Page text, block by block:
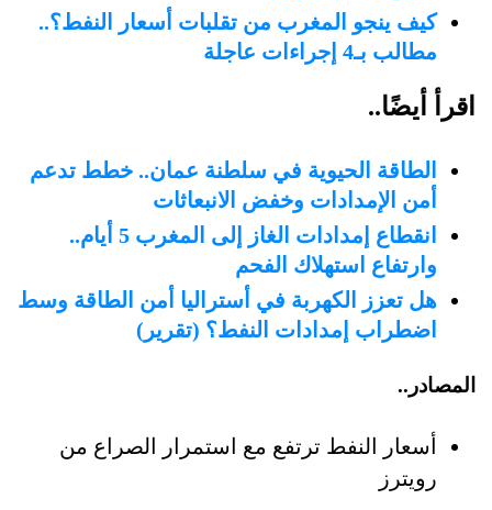
كيف ينجو المغرب من تقلبات أسعار النفط؟..
مطالب بـ4 إجراءات عاجلة
اقرأ أيضًا..
الطاقة الحيوية في سلطنة عمان.. خطط تدعم
أمن الإمدادات وخفض الانبعاثات
انقطاع إمدادات الغاز إلى المغرب 5 أيام..
وارتفاع استهلاك الفحم
هل تعزز الكهربة في أستراليا أمن الطاقة وسط
اضطراب إمدادات النفط؟ (تقرير)
المصادر..
أسعار النفط ترتفع مع استمرار الصراع من
رويترز